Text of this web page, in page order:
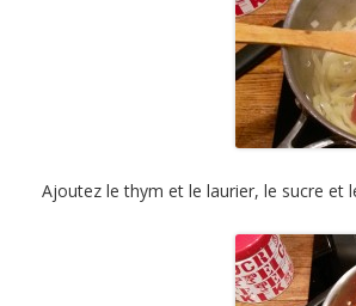
Ajoutez le thym et le laurier, le sucre et